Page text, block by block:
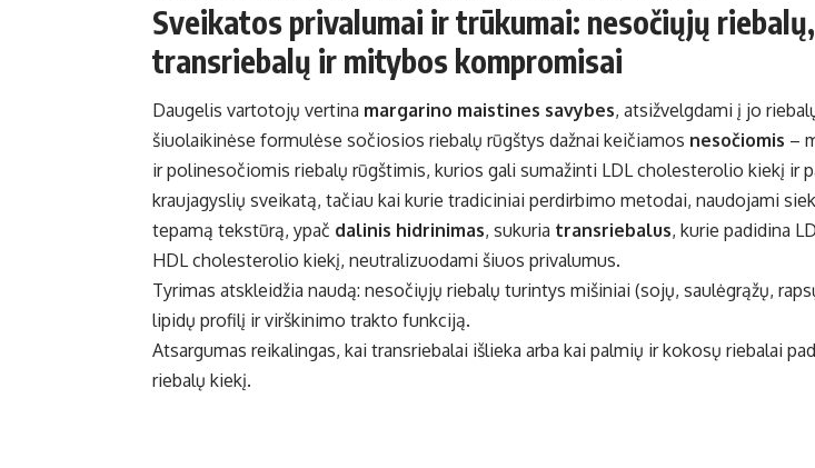
Sveikatos privalumai ir trūkumai: nesočiųjų riebalų,
transriebalų ir mitybos kompromisai
Daugelis vartotojų vertina margarino maistines savybes, atsižvelgdami į jo
šiuolaikinėse formulėse sočiosios riebalų rūgštys dažnai keičiamos nesočiomis –
ir polinesočiomis riebalų rūgštimis, kurios gali sumažinti LDL cholesterolio kiekį ir
kraujagyslių sveikatą, tačiau kai kurie tradiciniai perdirbimo metodai, naudojami
tepamą tekstūrą, ypač dalinis hidrinimas, sukuria transriebalus, kurie padidina
HDL cholesterolio kiekį, neutralizuodami šiuos privalumus.
Tyrimas atskleidžia naudą: nesočiųjų riebalų turintys mišiniai (sojų, saulėgrąžų,
lipidų profilį ir virškinimo trakto funkciją.
Atsargumas reikalingas, kai transriebalai išlieka arba kai palmių ir kokosų riebalai
riebalų kiekį.